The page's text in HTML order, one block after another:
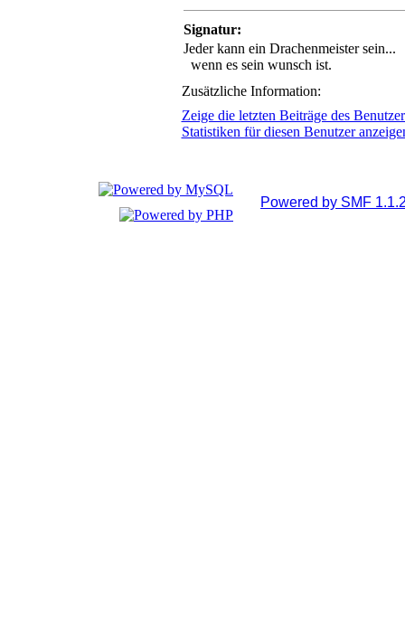
Signatur:
Jeder kann ein Drachenmeister sein...
wenn es sein wunsch ist.
Zusätzliche Information:
Zeige die letzten Beiträge des
Statistiken für diesen Benutzer
Powered by SMF